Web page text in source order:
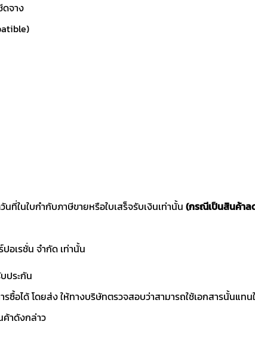
จาง
ที่ในใบกำกับภาษีขายหรือใบเสร็จรับเงินเท่านั้น (กรณีเป็นสินค้าล
อเรชั่น จำกัด เท่านั้น
ประกัน
อได้ โดยส่ง ให้ทางบริษัทตรวจสอบว่าสามารถใช้เอกสารนั้นแทน
าดังกล่าว